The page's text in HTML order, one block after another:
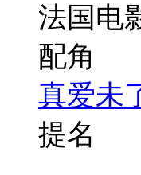
法国电
配角
真爱未
提名